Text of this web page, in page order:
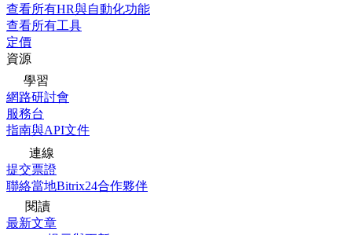
查看所有HR與自動化功能
查看所有工具
定價
資源
學習
網路研討會
服務台
指南與API文件
連線
提交票證
聯絡當地Bitrix24合作夥伴
閱讀
最新文章